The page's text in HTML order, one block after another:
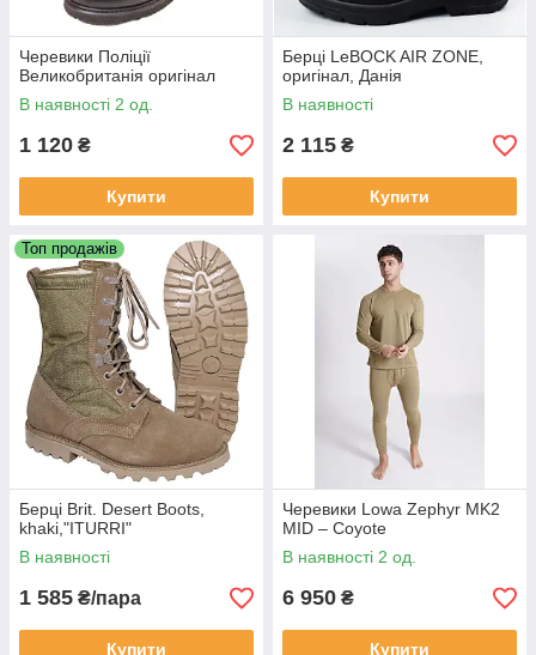
Черевики Поліції
Великобританія оригінал
В наявності 2 од.
1 120 ₴
Купити
Берці LeBOCK AIR ZONE,
оригінал, Данія
В наявності
2 115 ₴
Купити
Топ продажів
Берці Brit. Desert Boots,
khaki,"ITURRI"
В наявності
1 585 ₴/пара
Купити
Черевики Lowa Zephyr MK2
MID – Coyote
В наявності 2 од.
6 950 ₴
Купити